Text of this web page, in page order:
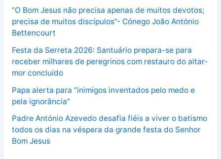
“O Bom Jesus não precisa apenas de muitos devotos;
precisa de muitos discípulos”- Cónego João António
Bettencourt
Festa da Serreta 2026: Santuário prepara-se para
receber milhares de peregrinos com restauro do altar-
mor concluído
Papa alerta para “inimigos inventados pelo medo e
pela ignorância”
Padre António Azevedo desafia fiéis a viver o batismo
todos os dias na véspera da grande festa do Senhor
Bom Jesus